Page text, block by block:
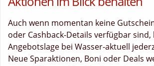
Auch wenn momentan keine
oder Cashback-Details verfügbar sind,
Angebotslage bei Wasser-aktuell
Neue Sparaktionen, Boni oder Deals